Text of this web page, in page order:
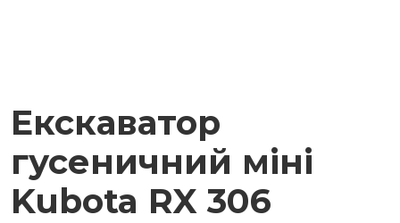
Екскаватор
гусеничний міні
Kubota RX 306